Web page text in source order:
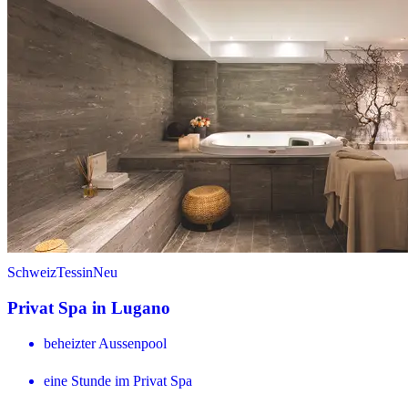
SchweizTessinNeu
Privat Spa in Lugano
beheizter Aussenpool
eine Stunde im Privat Spa